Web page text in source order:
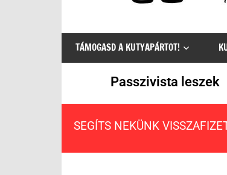
egyetlen
értelmes
választás
TÁMOGASD A KUTYAPÁRTOT!
Passzivista leszek
SEGÍTS NEKÜNK